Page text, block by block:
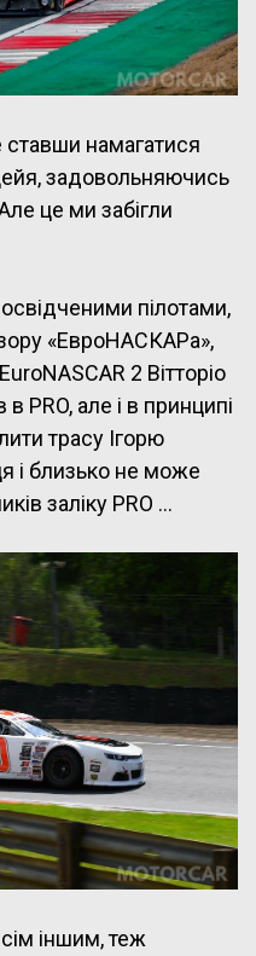
ставши намагатися
задовольняючись
це ми забігли
пілотами,
«ЕвроНАСКАРа»,
2 Вітторіо
PRO, але і в принципі
трасу Ігорю
і близько не може
заліку PRO …
іншим, теж